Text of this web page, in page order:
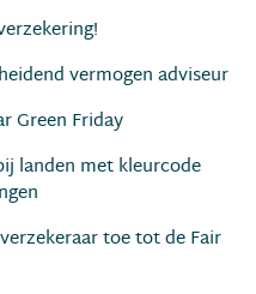
vermogen adviseur
Green Friday
landen met kleurcode
toe tot de Fair